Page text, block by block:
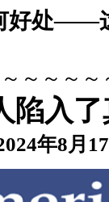
好处——
～～～～
陷入
年8月